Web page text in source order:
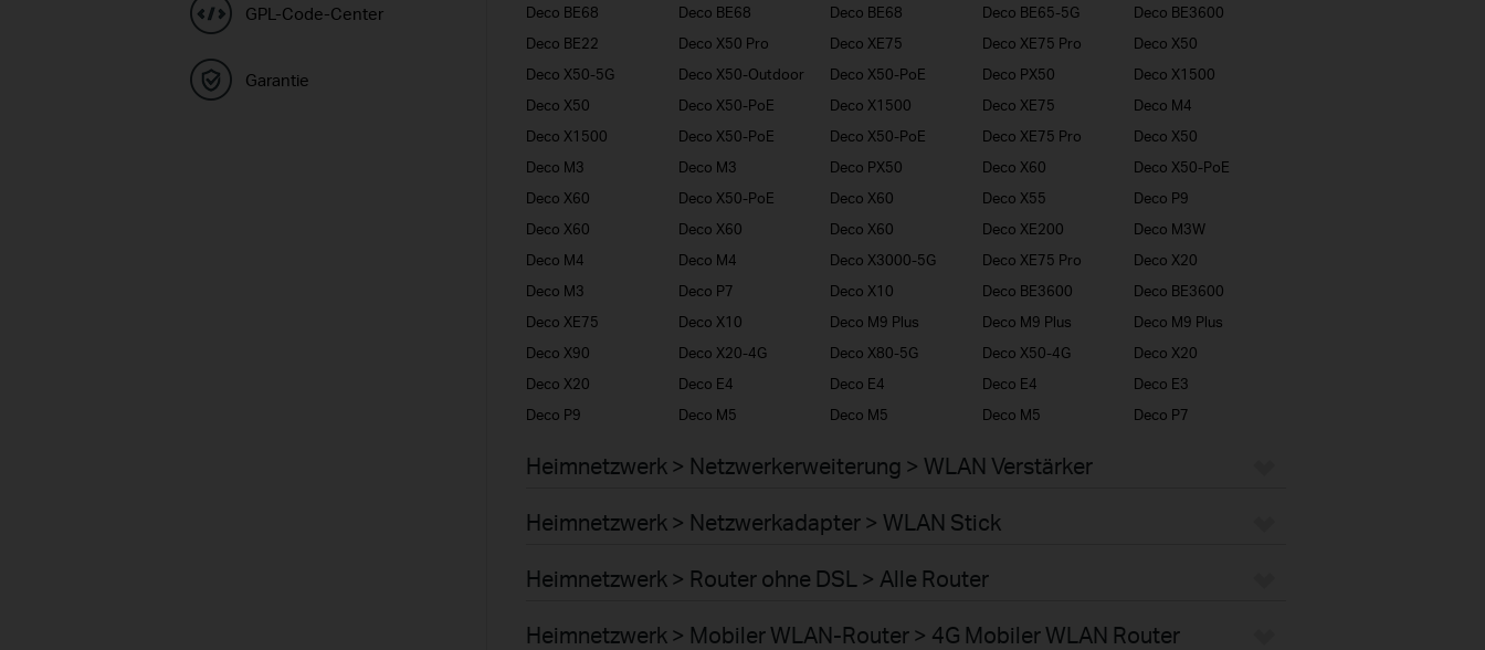
GPL-Code-Center
Garantie
Deco BE68
Deco BE68 Deco BE68 Deco BE65-5G
Deco BE3600
Deco BE22
Deco X50 Pro Deco XE75 Deco XE75 Pro
Deco X50
Deco X50-5G
Deco X50-Outdoor Deco X50-PoE Deco PX50
Deco X1500
Deco X50
Deco X50-PoE Deco X1500 Deco XE75
Deco M4
Deco X1500
Deco X50-PoE Deco X50-PoE Deco XE75 Pro
Deco X50
Deco M3
Deco M3 Deco PX50 Deco X60
Deco X50-PoE
Deco X60
Deco X50-PoE Deco X60 Deco X55
Deco P9
Deco X60
Deco X60 Deco X60 Deco XE200
Deco M3W
Deco M4
Deco M4 Deco X3000-5G Deco XE75 Pro
Deco X20
Deco M3
Deco P7 Deco X10 Deco BE3600
Deco BE3600
Deco XE75
Deco X10 Deco M9 Plus Deco M9 Plus
Deco M9 Plus
Deco X90
Deco X20-4G Deco X80-5G Deco X50-4G
Deco X20
Deco X20
Deco E4 Deco E4 Deco E4
Deco E3
Deco P9
Deco M5 Deco M5 Deco M5 Deco P7
Heimnetzwerk > Netzwerkerweiterung > WLAN Verstärker
Heimnetzwerk > Netzwerkadapter > WLAN Stick
Heimnetzwerk > Router ohne DSL > Alle Router
Heimnetzwerk > Mobiler WLAN-Router > 4G Mobiler WLAN Router